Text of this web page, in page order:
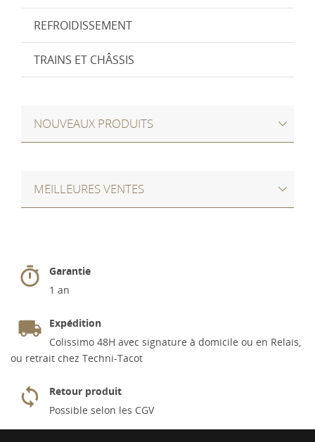
REFROIDISSEMENT
TRAINS ET CHÂSSIS
NOUVEAUX PRODUITS
MEILLEURES VENTES
Garantie
1 an
Expédition
Colissimo 48H avec signature à domicile ou en Relais,
ou retrait chez Techni-Tacot
Retour produit
Possible selon les CGV